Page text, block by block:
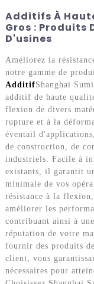
Additifs À
Gros : Produits
D'usines
Améliorez la
notre gamme de
AdditifShanghai
additif de haute
flexion de divers
rupture et à la
éventail
de construction, de
industriels. Facile à
existants, il garantit
minimale de vos
résistance à la
améliorer les
contribuant ainsi à
réputation de votre
fournir des produits
client, vous
nécessaires pour